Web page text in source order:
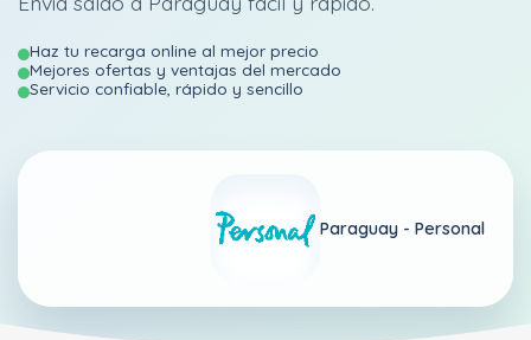
Haz tu recarga online al mejor precio
Mejores ofertas y ventajas del mercado
Servicio confiable, rápido y sencillo
Paraguay - Personal